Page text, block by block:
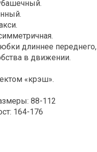
длиннее переднего,
в движении.
«крэш».
88-112
164-176